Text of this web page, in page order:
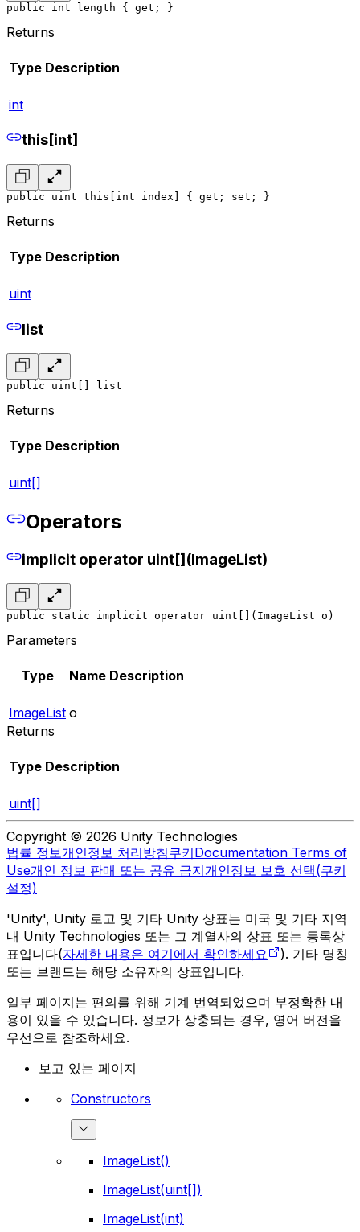
public int length { get; }
Returns
Type Description
int
this[int]
public uint this[int index] { get; set; }
Returns
Type Description
uint
list
public uint[] list
Returns
Type Description
uint[]
Operators
implicit operator uint[](ImageList)
public static implicit operator uint[](ImageList o)
Parameters
Type Name Description
ImageList o
Returns
Type Description
uint[]
Copyright © 2026 Unity Technologies
법률 정보개인정보 처리방침쿠키Documentation Terms of
Use개인 정보 판매 또는 공유 금지개인정보 보호 선택(쿠키
설정)
'Unity', Unity 로고 및 기타 Unity 상표는 미국 및 기타 지역
내 Unity Technologies 또는 그 계열사의 상표 또는 등록상
표입니다(자세한 내용은 여기에서 확인하세요
). 기타 명칭
또는 브랜드는 해당 소유자의 상표입니다.
일부 페이지는 편의를 위해 기계 번역되었으며 부정확한 내
용이 있을 수 있습니다. 정보가 상충되는 경우, 영어 버전을
우선으로 참조하세요.
보고 있는 페이지
Constructors
ImageList()
ImageList(uint[])
ImageList(int)